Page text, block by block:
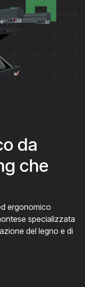
da
che
ergonomico
specializzata
del legno e di